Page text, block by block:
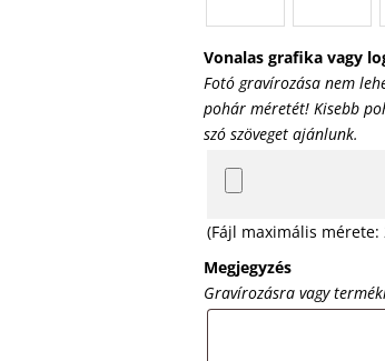
Vonalas grafika vagy
Fotó gravírozása nem
pohár méretét! Kisebb
szó szöveget ajánlunk.
(Fájl maximális mérete:
Megjegyzés
Gravírozásra vagy